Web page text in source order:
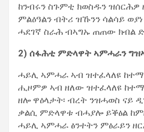
ከንብሩን ስጉምቲ ክወስዱን
ምልዕዓልን ብትሪ ዝኹንን ሳልሳይ
ሓደገኛ ስራሕ ብኣግኡ ጠጠው ክብል
2) ሰፋሕቲ ምድላዋት ኣምሓራን
ሓይሊ ኣምሓራ ኣብ ዝተፈላለዩ
ሒዞምዎ ኣብ ዘለው ዝተፈላለዩ
ዘሎ ዋዕላታት፡ ብረት ንዝሓወስ ናይ
ቃልሲ ምድላዋቱ ብሓያሎ ይቕፅል
ሓይሊ ኣምሓራ ፅንተትን ምፅራይን